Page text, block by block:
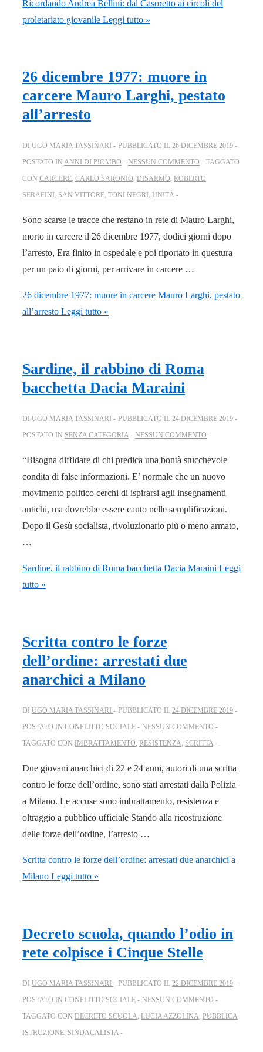
Ricordando Andrea Bellini: dal Casoretto ai circoli del
proletariato giovanile Leggi tutto »
26 dicembre 1977: muore in
carcere Mauro Larghi, pestato
all’arresto
DI UGO MARIA TASSINARI PUBBLICATO IL 26 DICEMBRE 2019
POSTATO IN ANNI DI PIOMBO NESSUN COMMENTO
TAGGATO
CON CARCERE, CARLO SARONIO, DISARMO, ROBERTO
SERAFINI , SAN VITTORE, TONI NEGRI , UNITÀ
Sono scarse le tracce che restano in rete di Mauro Larghi,
morto in carcere il 26 dicembre 1977, dodici giorni dopo
l’arresto, Era finito in ospedale e poi riportato in questura
per un paio di giorni, per arrivare in carcere …
26 dicembre 1977: muore in carcere Mauro Larghi, pestato
all’arresto Leggi tutto »
Sardine, il rabbino di Roma
bacchetta Dacia Maraini
DI UGO MARIA TASSINARI PUBBLICATO IL 24 DICEMBRE 2019
POSTATO IN SENZA CATEGORIA NESSUN COMMENTO
“Bisogna diffidare di chi predica una bontà stucchevole
condita di false informazioni. E’ normale che un nuovo
movimento politico cerchi di ispirarsi agli insegnamenti
antichi, ma dovrebbe essere cauto nelle semplificazioni.
Dopo il Gesù socialista, rivoluzionario più o meno armato,
…
Sardine, il rabbino di Roma bacchetta Dacia Maraini Leggi
tutto »
Scritta contro le forze
dell’ordine: arrestati due
anarchici a Milano
DI UGO MARIA TASSINARI PUBBLICATO IL 24 DICEMBRE 2019
POSTATO IN CONFLITTO SOCIALE
NESSUN COMMENTO
TAGGATO CON IMBRATTAMENTO, RESISTENZA, SCRITTA
Due giovani anarchici di 22 e 24 anni, autori di una scritta
contro le forze dell’ordine, sono stati arrestati dalla Polizia
a Milano. Le accuse sono imbrattamento, resistenza e
oltraggio a pubblico ufficiale Stando alla ricostruzione
delle forze dell’ordine, l’arresto …
Scritta contro le forze dell’ordine: arrestati due anarchici a
Milano Leggi tutto »
Decreto scuola, quando l’odio in
rete colpisce i Cinque Stelle
DI UGO MARIA TASSINARI PUBBLICATO IL 22 DICEMBRE 2019
POSTATO IN CONFLITTO SOCIALE
NESSUN COMMENTO
TAGGATO CON DECRETO SCUOLA, LUCIA AZZOLINA, PUBBLICA
ISTRUZIONE, SINDACALISTA